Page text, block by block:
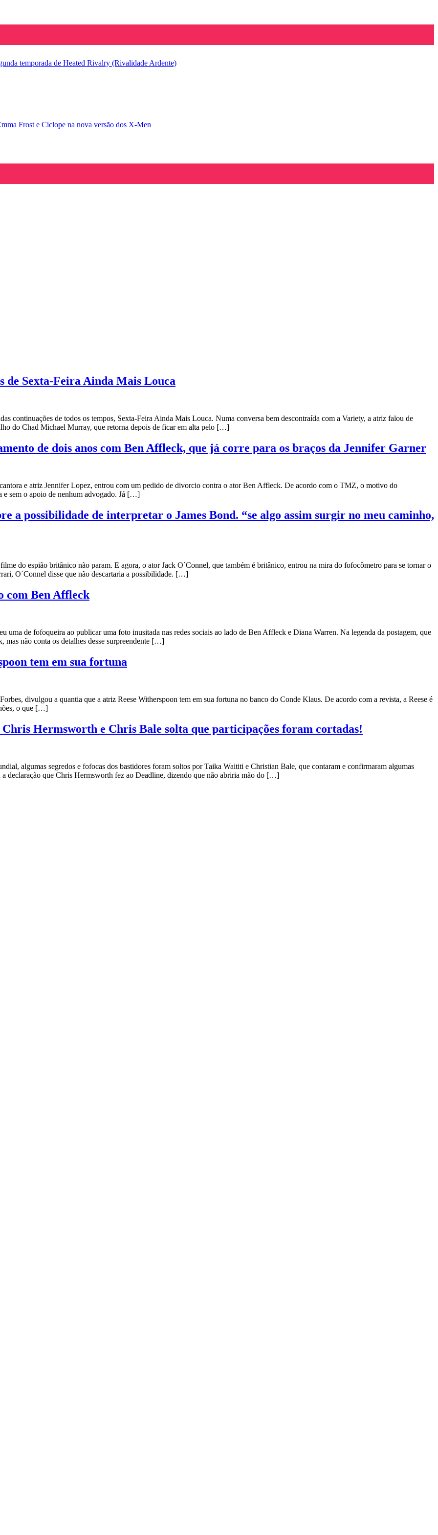
temporada de Heated Rivalry (Rivalidade Ardente)
Frost e Ciclope na nova versão dos X-Men
de Sexta-Feira Ainda Mais Louca
continuações de todos os tempos, Sexta-Feira Ainda Mais Louca. Numa conversa bem descontraída com a Variety, a atriz falou de
do Chad Michael Murray, que retorna depois de ficar em alta pelo […]
de dois anos com Ben Affleck, que já corre para os braços da Jennifer Garner
e atriz Jennifer Lopez, entrou com um pedido de divorcio contra o ator Ben Affleck. De acordo com o TMZ, o motivo do
e sem o apoio de nenhum advogado. Já […]
a possibilidade de interpretar o James Bond. “se algo assim surgir no meu caminho,
do espião britânico não param. E agora, o ator Jack O´Connel, que também é britânico, entrou na mira do fofocômetro para se tornar o
O´Connel disse que não descartaria a possibilidade. […]
com Ben Affleck
uma de fofoqueira ao publicar uma foto inusitada nas redes sociais ao lado de Ben Affleck e Diana Warren. Na legenda da postagem, que
não conta os detalhes desse surpreendente […]
tem em sua fortuna
divulgou a quantia que a atriz Reese Witherspoon tem em sua fortuna no banco do Conde Klaus. De acordo com a revista, a Reese é
o que […]
Hermsworth e Chris Bale solta que participações foram cortadas!
algumas segredos e fofocas dos bastidores foram soltos por Taika Waititi e Christian Bale, que contaram e confirmaram algumas
declaração que Chris Hermsworth fez ao Deadline, dizendo que não abriria mão do […]